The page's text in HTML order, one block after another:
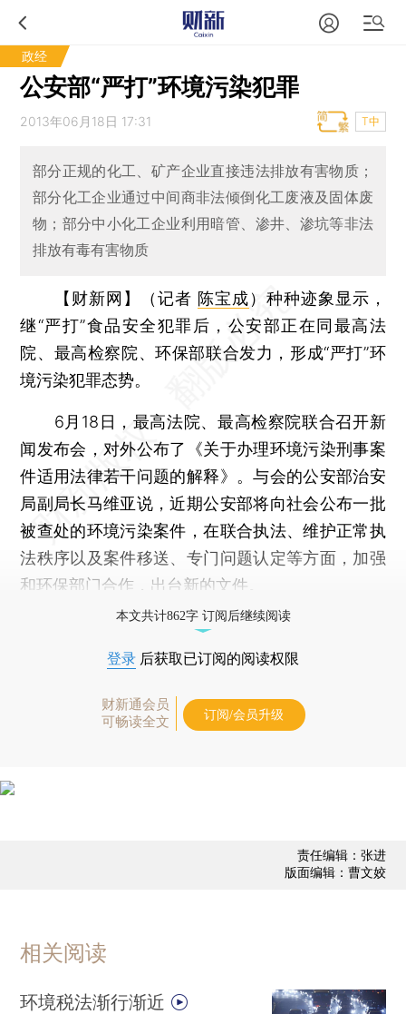
政经
公安部“严打”环境污染犯罪
2013年06月18日 17:31 T中
部分正规的化工、矿产企业直接违法排放有害物质；
部分化工企业通过中间商非法倾倒化工废液及固体废
物；部分中小化工企业利用暗管、渗井、渗坑等非法
排放有毒有害物质
【财新网】（记者 陈宝成） 种种迹象显示，
继“严打”食品安全犯罪后，公安部正在同最高法
院、最高检察院、环保部联合发力，形成“严打”环
境污染犯罪态势。
6月18日，最高法院、最高检察院联合召开新
闻发布会，对外公布了《关于办理环境污染刑事案
件适用法律若干问题的解释》。与会的公安部治安
局副局长马维亚说，近期公安部将向社会公布一批
被查处的环境污染案件，在联合执法、维护正常执
法秩序以及案件移送、专门问题认定等方面，加强
和环保部门合作，出台新的文件。
本文共计862字 订阅后继续阅读
登录 后获取已订阅的阅读权限
财新通会员
可畅读全文
订阅/会员升级
责任编辑：张进
版面编辑：曹文姣
相关阅读
环境税法渐行渐近